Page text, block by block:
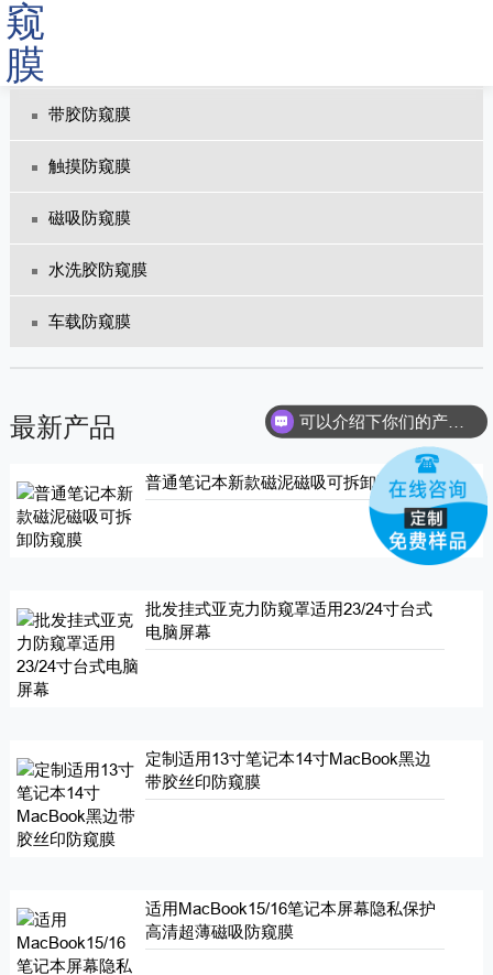
带胶防窥膜
触摸防窥膜
磁吸防窥膜
水洗胶防窥膜
车载防窥膜
最新产品
普通笔记本新款磁泥磁吸可拆卸防窥膜
批发挂式亚克力防窥罩适用23/24寸台式
电脑屏幕
定制适用13寸笔记本14寸MacBook黑边
带胶丝印防窥膜
适用MacBook15/16笔记本屏幕隐私保护
高清超薄磁吸防窥膜
可以介绍下你们的产品么？